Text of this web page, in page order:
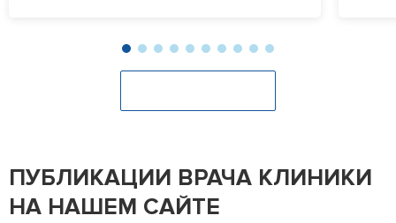
ПУБЛИКАЦИИ ВРАЧА КЛИНИКИ
НА НАШЕМ САЙТЕ